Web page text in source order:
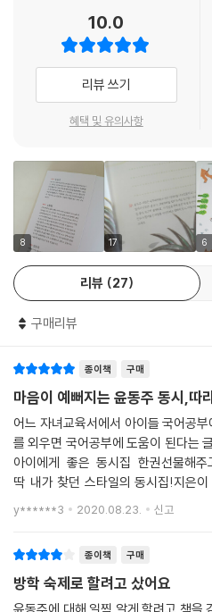
부뚜막에서 가릉가릉
아기 바람이
아저씨 해님이
하늘 한가운데서 째앵째앵.
_ 봄
어떤가요? 볕 좋은 봄날 솔솔 부는 아
는 형이었을까요? 아니면 낮잠 자는
올리며 윤동주의 동시 옆에 짝꿍시를
면 윤동주의 동시를 차근차근 따라 써
의 시를 따라 쓰는 것부터 시작했어요.
고, 짝꿍시를 쓸 수 있어요. 그러다 보
라요.
10.0
리뷰 쓰기
혜택 및 유의사항
8 17 6
리뷰 27
구매리뷰
종이책 구매
마음이 예뻐지는 윤동주 동시,따
어느 자녀교육서에서 아이들 국어공
를 외우면 국어공부에 도움이 된다는
아이에게 좋은 동시집 한권선물해
딱 내가 찾던 스타일의 동시집!지은이
설명이 필요없는 그의 이름 책 구성은 크게 1장부터 4장
으로 나뉘어있는데 1장에는 봄이라는
y******3 2020.08.23. 신고
종이책 구매
방학 숙제로 할려고 샀어요